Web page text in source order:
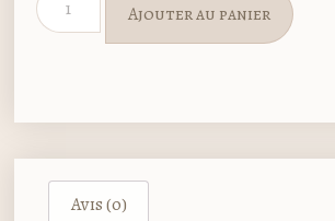
Ajouter au panier
Avis (0)